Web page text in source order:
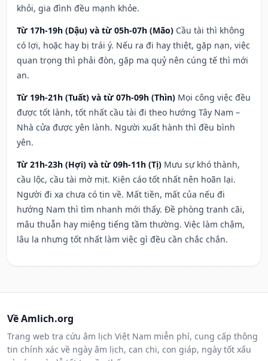
khỏi, gia đình đều mạnh khỏe.
Từ 17h-19h (Dậu) và từ 05h-07h (Mão) Cầu tài thì không
có lợi, hoặc hay bị trái ý. Nếu ra đi hay thiệt, gặp nạn, việc
quan trọng thì phải đòn, gặp ma quỷ nên cúng tế thì mới
an.
Từ 19h-21h (Tuất) và từ 07h-09h (Thìn) Mọi công việc đều
được tốt lành, tốt nhất cầu tài đi theo hướng Tây Nam –
Nhà cửa được yên lành. Người xuất hành thì đều bình
yên.
Từ 21h-23h (Hợi) và từ 09h-11h (Tị) Mưu sự khó thành,
cầu lộc, cầu tài mờ mịt. Kiện cáo tốt nhất nên hoãn lại.
Người đi xa chưa có tin về. Mất tiền, mất của nếu đi
hướng Nam thì tìm nhanh mới thấy. Đề phòng tranh cãi,
mâu thuẫn hay miệng tiếng tầm thường. Việc làm chậm,
lâu la nhưng tốt nhất làm việc gì đều cần chắc chắn.
Về Amlich.org
Trang web tra cứu âm lịch Việt Nam miễn phí, cung cấp thông
tin chính xác về ngày âm lịch, can chi, con giáp, ngày tốt xấu